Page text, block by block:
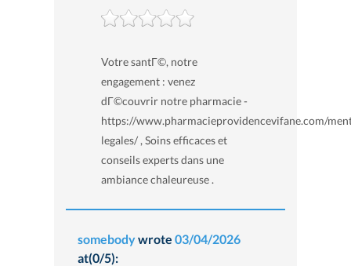
Votre santГ©, notre
engagement : venez
dГ©couvrir notre pharmacie -
https://www.pharmacieprovidencevifane.com/
legales/ , Soins efficaces et
conseils experts dans une
ambiance chaleureuse .
somebodywrote 03/04/2026
at(0/5):